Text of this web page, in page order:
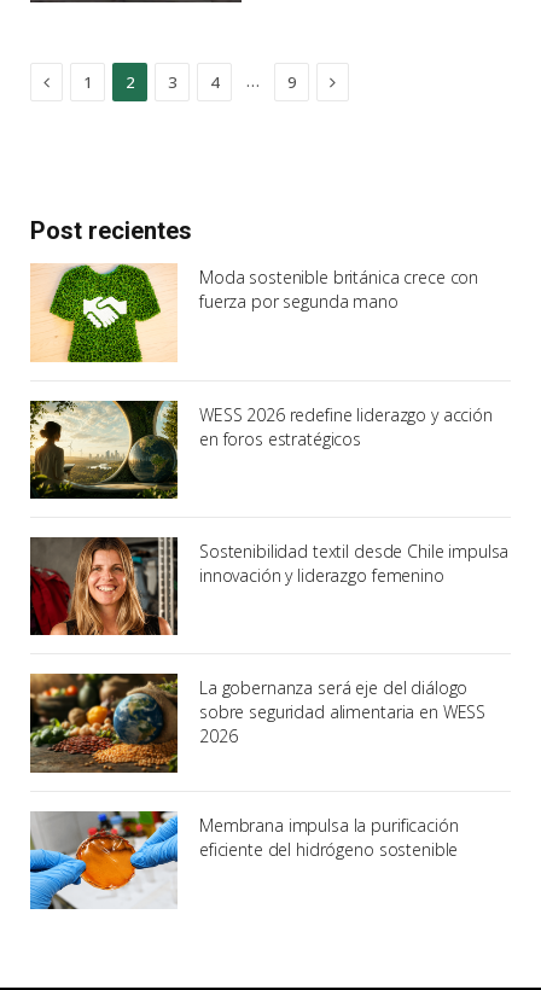
Previous
1 2 3 4 … 9 Next
Post recientes
Moda sostenible británica crece con
fuerza por segunda mano
WESS 2026 redefine liderazgo y acción
en foros estratégicos
Sostenibilidad textil desde Chile impulsa
innovación y liderazgo femenino
La gobernanza será eje del diálogo
sobre seguridad alimentaria en WESS
2026
Membrana impulsa la purificación
eficiente del hidrógeno sostenible